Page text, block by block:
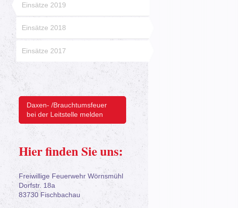
Einsätze 2019
Einsätze 2018
Einsätze 2017
Daxen- /Brauchtumsfeuer
bei der Leitstelle melden
Hier finden Sie uns:
Freiwillige Feuerwehr Wörnsmühl
Dorfstr. 18a
83730 Fischbachau